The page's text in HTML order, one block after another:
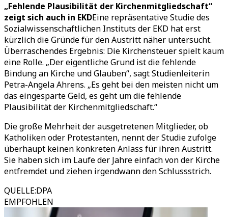
„Fehlende Plausibilität der Kirchenmitgliedschaft“
zeigt sich auch in EKDEine repräsentative Studie des
Sozialwissenschaftlichen Instituts der EKD hat erst
kürzlich die Gründe für den Austritt näher untersucht.
Überraschendes Ergebnis: Die Kirchensteuer spielt kaum
eine Rolle. „Der eigentliche Grund ist die fehlende
Bindung an Kirche und Glauben“, sagt Studienleiterin
Petra-Angela Ahrens. „Es geht bei den meisten nicht um
das eingesparte Geld, es geht um die fehlende
Plausibilität der Kirchenmitgliedschaft.“
Die große Mehrheit der ausgetretenen Mitglieder, ob
Katholiken oder Protestanten, nennt der Studie zufolge
überhaupt keinen konkreten Anlass für ihren Austritt.
Sie haben sich im Laufe der Jahre einfach von der Kirche
entfremdet und ziehen irgendwann den Schlussstrich.
QUELLE:DPA
EMPFOHLEN